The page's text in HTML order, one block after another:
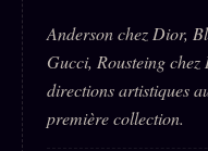
Anderson chez Dior,
Gucci, Rousteing chez
directions artistiques
première collection.